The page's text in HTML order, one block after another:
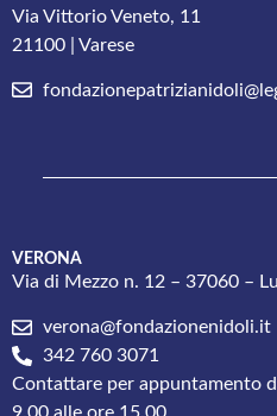
Via Vittorio Veneto, 11
21100 | Varese
VERONA
Via di Mezzo n. 12 – 37060 –
verona@fondazionenidoli.it
342 760 3071
Contattare per appuntamento